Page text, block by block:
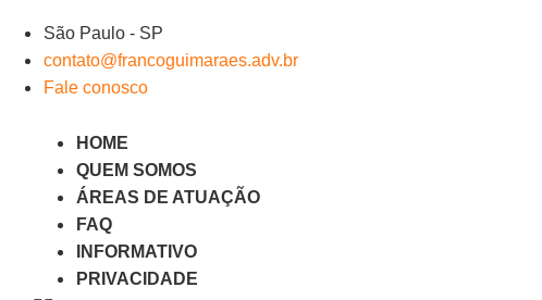
para
conteúdo
São Paulo - SP
contato@francoguimaraes.adv.br
Fale conosco
HOME
QUEM SOMOS
ÁREAS DE ATUAÇÃO
FAQ
INFORMATIVO
PRIVACIDADE